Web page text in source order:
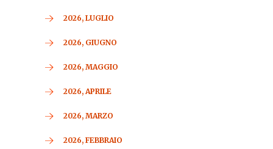
2026, LUGLIO
2026, GIUGNO
2026, MAGGIO
2026, APRILE
2026, MARZO
2026, FEBBRAIO